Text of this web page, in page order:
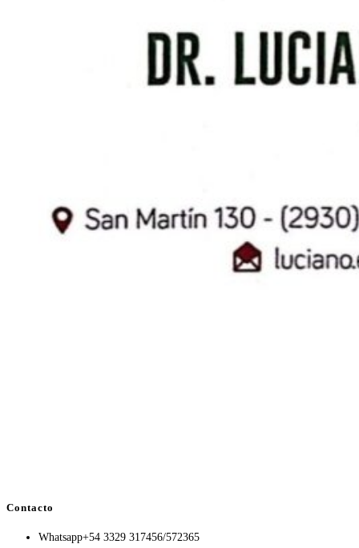
Contacto
Whatsapp+54 3329 317456/572365